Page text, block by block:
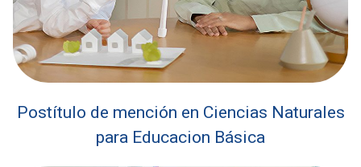
Postítulo de mención en Ciencias Naturales
para Educacion Básica